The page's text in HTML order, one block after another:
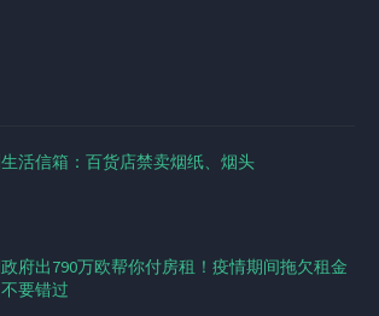
活信箱：百货店禁卖烟纸、烟头
府出790万欧帮你付房租！疫情期间拖欠租金
要错过